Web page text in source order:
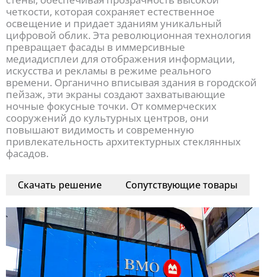
четкости, которая сохраняет естественное
освещение и придает зданиям уникальный
цифровой облик. Эта революционная технология
превращает фасады в иммерсивные
медиадисплеи для отображения информации,
искусства и рекламы в режиме реального
времени. Органично вписывая здания в городской
пейзаж, эти экраны создают захватывающие
ночные фокусные точки. От коммерческих
сооружений до культурных центров, они
повышают видимость и современную
привлекательность архитектурных стеклянных
фасадов.
Скачать решение Сопутствующие товары